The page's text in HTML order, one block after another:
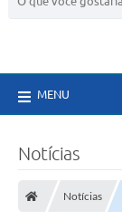
MENU
Notícias
Notícias